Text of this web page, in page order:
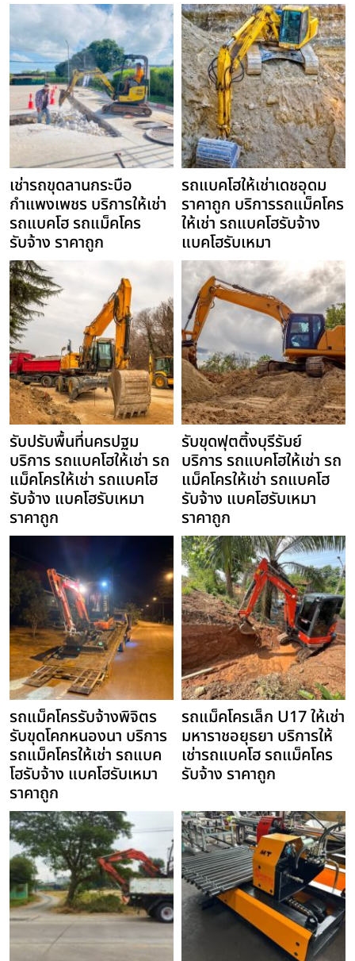
เช่ารถขุดลานกระบือ
กำแพงเพชร บริการให้เช่า
รถแบคโฮ รถแม็คโคร
รับจ้าง ราคาถูก
รถแบคโฮให้เช่าเดชอุดม
ราคาถูก บริการรถแม็คโคร
ให้เช่า รถแบคโฮรับจ้าง
แบคโฮรับเหมา
รับปรับพื้นที่นครปฐม
บริการ รถแบคโฮให้เช่า รถ
แม็คโครให้เช่า รถแบคโฮ
รับจ้าง แบคโฮรับเหมา
ราคาถูก
รับขุดฟุตติ้งบุรีรัมย์
บริการ รถแบคโฮให้เช่า รถ
แม็คโครให้เช่า รถแบคโฮ
รับจ้าง แบคโฮรับเหมา
ราคาถูก
รถแม็คโครรับจ้างพิจิตร
รับขุดโคกหนองนา บริการ
รถแม็คโครให้เช่า รถแบค
โฮรับจ้าง แบคโฮรับเหมา
ราคาถูก
รถแม็คโครเล็ก U17 ให้เช่า
มหาราชอยุธยา บริการให้
เช่ารถแบคโฮ รถแม็คโคร
รับจ้าง ราคาถูก